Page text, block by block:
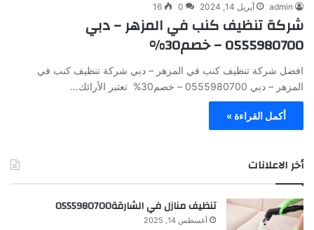
admin أبريل 14, 2024 0
16
شركة تنظيف كنب في المزهر – دبي
0555980700 – خصم30%
افضل شركة تنظيف كنب في المزهر – دبي شركة تنظيف كنب في
المزهر – دبي 0555980700 – خصم30% تعتبر الأرائك…
أكمل القراءة »
أخر الاعلانات
تنظيف منازل في الشارقة0555980700
أغسطس 14, 2025